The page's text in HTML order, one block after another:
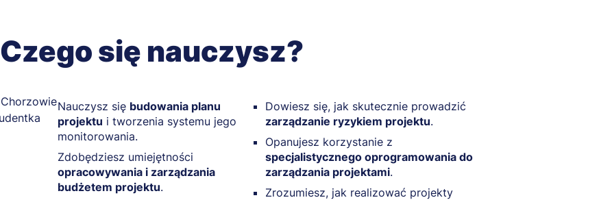
Czego się nauczysz?
Nauczysz się budowania planu
projektu i tworzenia systemu jego
monitorowania.
Zdobędziesz umiejętności
opracowywania i zarządzania
budżetem projektu.
Dowiesz się, jak skutecznie prowadzić
zarządzanie ryzykiem projektu.
Opanujesz korzystanie z
specjalistycznego oprogramowania do
zarządzania projektami.
Zrozumiesz, jak realizować projekty